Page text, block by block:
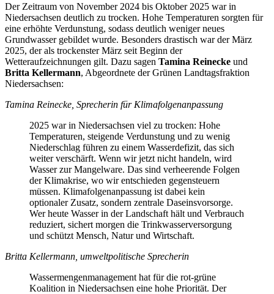
Der Zeitraum von November 2024 bis Oktober 2025 war in
Niedersachsen deutlich zu trocken. Hohe Temperaturen sorgten für
eine erhöhte Verdunstung, sodass deutlich weniger neues
Grundwasser gebildet wurde. Besonders drastisch war der März
2025, der als trockenster März seit Beginn der
Wetteraufzeichnungen gilt. Dazu sagen Tamina Reinecke und
Britta Kellermann, Abgeordnete der Grünen Landtagsfraktion
Niedersachsen:
Tamina Reinecke, Sprecherin für Klimafolgenanpassung
2025 war in Niedersachsen viel zu trocken: Hohe
Temperaturen, steigende Verdunstung und zu wenig
Niederschlag führen zu einem Wasserdefizit, das sich
weiter verschärft. Wenn wir jetzt nicht handeln, wird
Wasser zur Mangelware. Das sind verheerende Folgen
der Klimakrise, wo wir entschieden gegensteuern
müssen. Klimafolgenanpassung ist dabei kein
optionaler Zusatz, sondern zentrale Daseinsvorsorge.
Wer heute Wasser in der Landschaft hält und Verbrauch
reduziert, sichert morgen die Trinkwasserversorgung
und schützt Mensch, Natur und Wirtschaft.
Britta Kellermann, umweltpolitische Sprecherin
Wassermengenmanagement hat für die rot-grüne
Koalition in Niedersachsen eine hohe Priorität. Der